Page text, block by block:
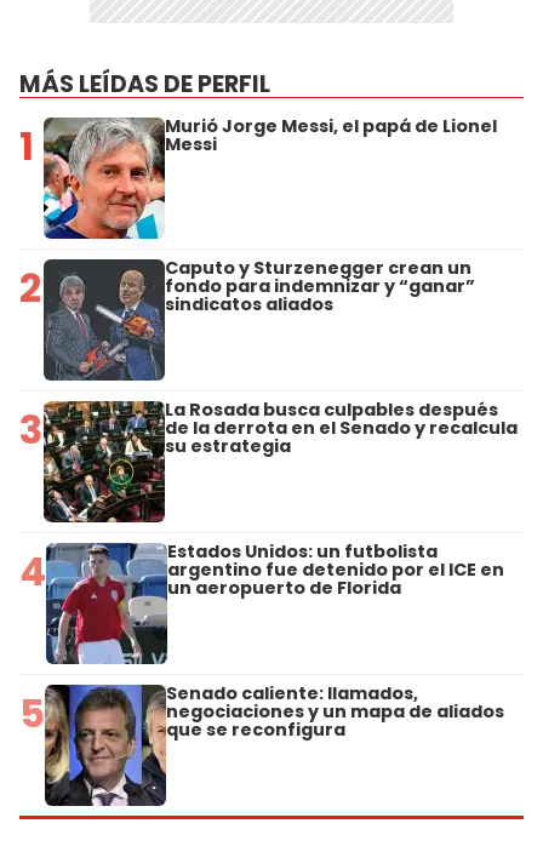
MÁS LEÍDAS DE PERFIL
1 Murió Jorge Messi, el papá de Lionel
Messi
2 Caputo y Sturzenegger crean un
fondo para indemnizar y “ganar”
sindicatos aliados
3 La Rosada busca culpables después
de la derrota en el Senado y recalcula
su estrategia
4 Estados Unidos: un futbolista
argentino fue detenido por el ICE en
un aeropuerto de Florida
5 Senado caliente: llamados,
negociaciones y un mapa de aliados
que se reconfigura